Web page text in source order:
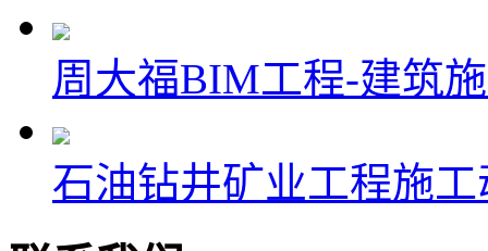
周大福BIM工程-建筑
石油钻井矿业工程施